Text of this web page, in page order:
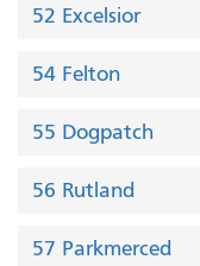
52 Excelsior
54 Felton
55 Dogpatch
56 Rutland
57 Parkmerced